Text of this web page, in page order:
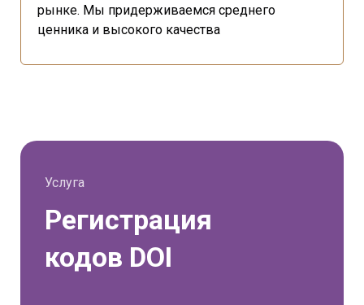
рынке. Мы придерживаемся среднего
ценника и высокого качества
Услуга
Регистрация
кодов DOI